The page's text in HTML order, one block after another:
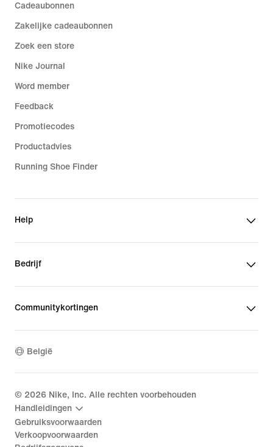
Cadeaubonnen
Zakelijke cadeaubonnen
Zoek een store
Nike Journal
Word member
Feedback
Promotiecodes
Productadvies
Running Shoe Finder
Help
Bedrijf
Communitykortingen
België
© 2026 Nike, Inc. Alle rechten voorbehouden
Handleidingen
Gebruiksvoorwaarden
Verkoopvoorwaarden